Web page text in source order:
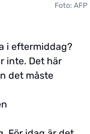
Foto: AFP
i eftermiddag?
inte. Det här
det måste